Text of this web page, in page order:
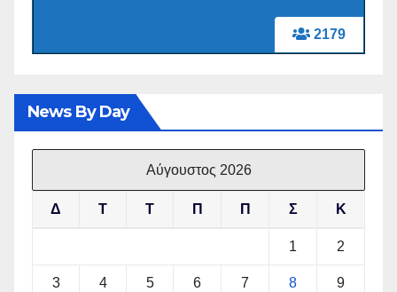
2179
News By Day
Αύγουστος 2026
Δ Τ Τ Π Π Σ Κ
1 2
3 4 5 6 7 8 9